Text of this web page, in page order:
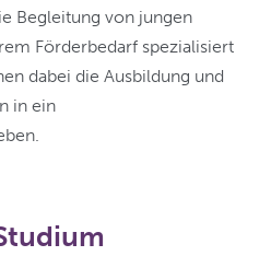
Begleitung von jungen
Förderbedarf spezialisiert
dabei die Ausbildung und
in ein